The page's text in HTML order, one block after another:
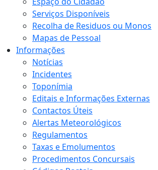
Serviços Disponíveis
Recolha de Residuos ou Monos
Mapas de Pessoal
Informações
Notícias
Incidentes
Toponímia
Editais e Informações Externas
Contactos Úteis
Alertas Meteorológicos
Regulamentos
Taxas e Emolumentos
Procedimentos Concursais